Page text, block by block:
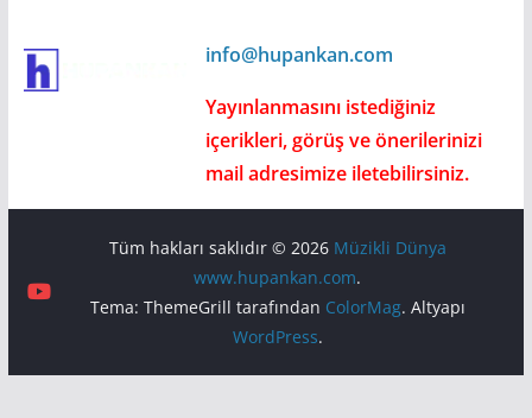
info@hupankan.com
Yayınlanmasını istediğiniz
içerikleri, görüş ve önerilerinizi
mail adresimize iletebilirsiniz.
Tüm hakları saklıdır © 2026 Müzikli Dünya
www.hupankan.com.
Tema: ThemeGrill tarafından ColorMag. Altyapı
WordPress.